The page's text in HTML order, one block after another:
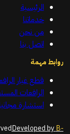
الرئيسية
خدماتنا
من نحن
اتصل بنا
روابط مهمة
قطع غيار
الرافعات
استشارة
Developed byB-